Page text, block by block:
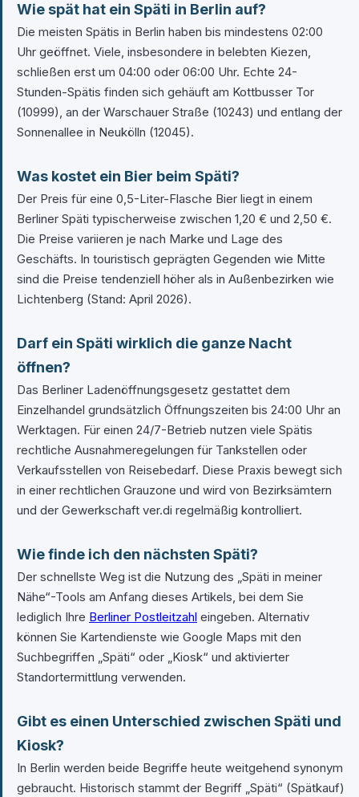
Wie spät hat ein Späti in Berlin auf?
Die meisten Spätis in Berlin haben bis mindestens 02:00
Uhr geöffnet. Viele, insbesondere in belebten Kiezen,
schließen erst um 04:00 oder 06:00 Uhr. Echte 24-
Stunden-Spätis finden sich gehäuft am Kottbusser Tor
(10999), an der Warschauer Straße (10243) und entlang der
Sonnenallee in Neukölln (12045).
Was kostet ein Bier beim Späti?
Der Preis für eine 0,5-Liter-Flasche Bier liegt in einem
Berliner Späti typischerweise zwischen 1,20 € und 2,50 €.
Die Preise variieren je nach Marke und Lage des
Geschäfts. In touristisch geprägten Gegenden wie Mitte
sind die Preise tendenziell höher als in Außenbezirken wie
Lichtenberg (Stand: April 2026).
Darf ein Späti wirklich die ganze Nacht
öffnen?
Das Berliner Ladenöffnungsgesetz gestattet dem
Einzelhandel grundsätzlich Öffnungszeiten bis 24:00 Uhr an
Werktagen. Für einen 24/7-Betrieb nutzen viele Spätis
rechtliche Ausnahmeregelungen für Tankstellen oder
Verkaufsstellen von Reisebedarf. Diese Praxis bewegt sich
in einer rechtlichen Grauzone und wird von Bezirksämtern
und der Gewerkschaft ver.di regelmäßig kontrolliert.
Wie finde ich den nächsten Späti?
Der schnellste Weg ist die Nutzung des „Späti in meiner
Nähe“-Tools am Anfang dieses Artikels, bei dem Sie
lediglich Ihre Berliner Postleitzahl eingeben. Alternativ
können Sie Kartendienste wie Google Maps mit den
Suchbegriffen „Späti“ oder „Kiosk“ und aktivierter
Standortermittlung verwenden.
Gibt es einen Unterschied zwischen Späti und
Kiosk?
In Berlin werden beide Begriffe heute weitgehend synonym
gebraucht. Historisch stammt der Begriff „Späti“ (Spätkauf)